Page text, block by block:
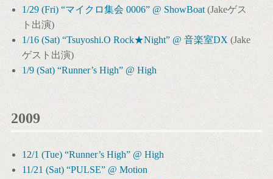
1/29 (Fri) “マイクロ集会 0006” @ ShowBoat(Jakeゲス
ト出演)
1/16 (Sat) “Tsuyoshi.O Rock★Night” @ 音楽室DX (Jake
ゲスト出演)
1/9 (Sat) “Runner’s High” @ High
2009
12/1 (Tue) “Runner’s High” @ High
11/21 (Sat) “PULSE” @ Motion